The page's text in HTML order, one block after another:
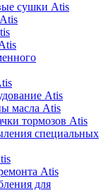
сушки Atis
Atis
масла Atis
тормозов Atis
специальных
Atis
для